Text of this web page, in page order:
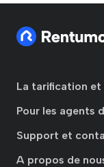
La tarification
Pour les agents
Support et
A propos de